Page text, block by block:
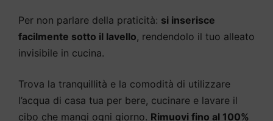
Per non parlare della praticità: si inserisce
facilmente sotto il lavello, rendendolo il tuo alleato
invisibile in cucina.
Trova la tranquillità e la comodità di utilizzare
l’acqua di casa tua per bere, cucinare e lavare il
cibo che mangi ogni giorno. Rimuovi fino al 100%